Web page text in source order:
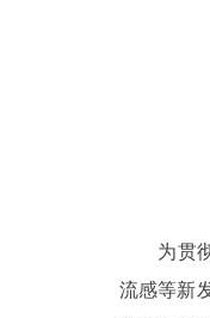
为贯彻
流感等新